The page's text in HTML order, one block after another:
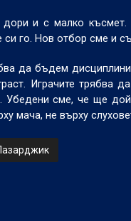
и с малко късмет.
си го. Нов отбор сме и
да бъдем
Играчите трябва
Убедени сме, че ще
мача, не върху